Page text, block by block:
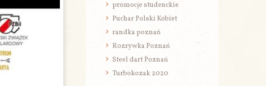
promocje studenckie
Puchar Polski Kobiet
randka poznań
Rozrywka Poznań
Steel dart Poznań
Turbokozak 2020